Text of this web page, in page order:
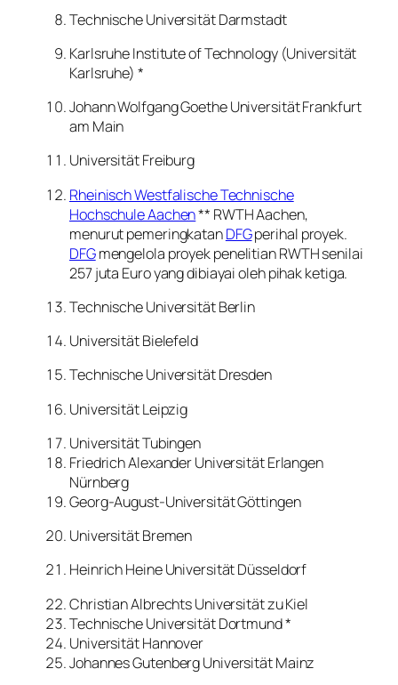
Technische Universität Darmstadt
Karlsruhe Institute of Technology (Universität
Karlsruhe) *
Johann Wolfgang Goethe Universität Frankfurt
am Main
Universität Freiburg
Rheinisch Westfalische Technische
Hochschule Aachen** RWTH Aachen,
menurut pemeringkatanDFGperihal proyek.
DFGmengelola proyek penelitian RWTH senilai
257 juta Euro yang dibiayai oleh pihak ketiga.
Technische Universität Berlin
Universität Bielefeld
Technische Universität Dresden
Universität Leipzig
Universität Tubingen
Friedrich Alexander Universität Erlangen
Nürnberg
Georg-August-Universität Göttingen
Universität Bremen
Heinrich Heine Universität Düsseldorf
Christian Albrechts Universität zu Kiel
Technische Universität Dortmund *
Universität Hannover
Johannes Gutenberg Universität Mainz